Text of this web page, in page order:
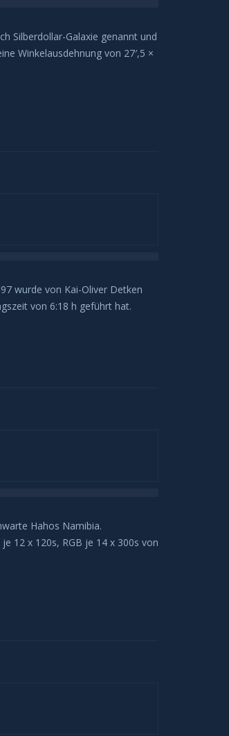
Silberdollar-Galaxie genannt und
Winkelausdehnung von 27′,5 ×
wurde von Kai-Oliver Detken
von 6:18 h geführt hat.
Hahos Namibia.
12 x 120s, RGB je 14 x 300s von